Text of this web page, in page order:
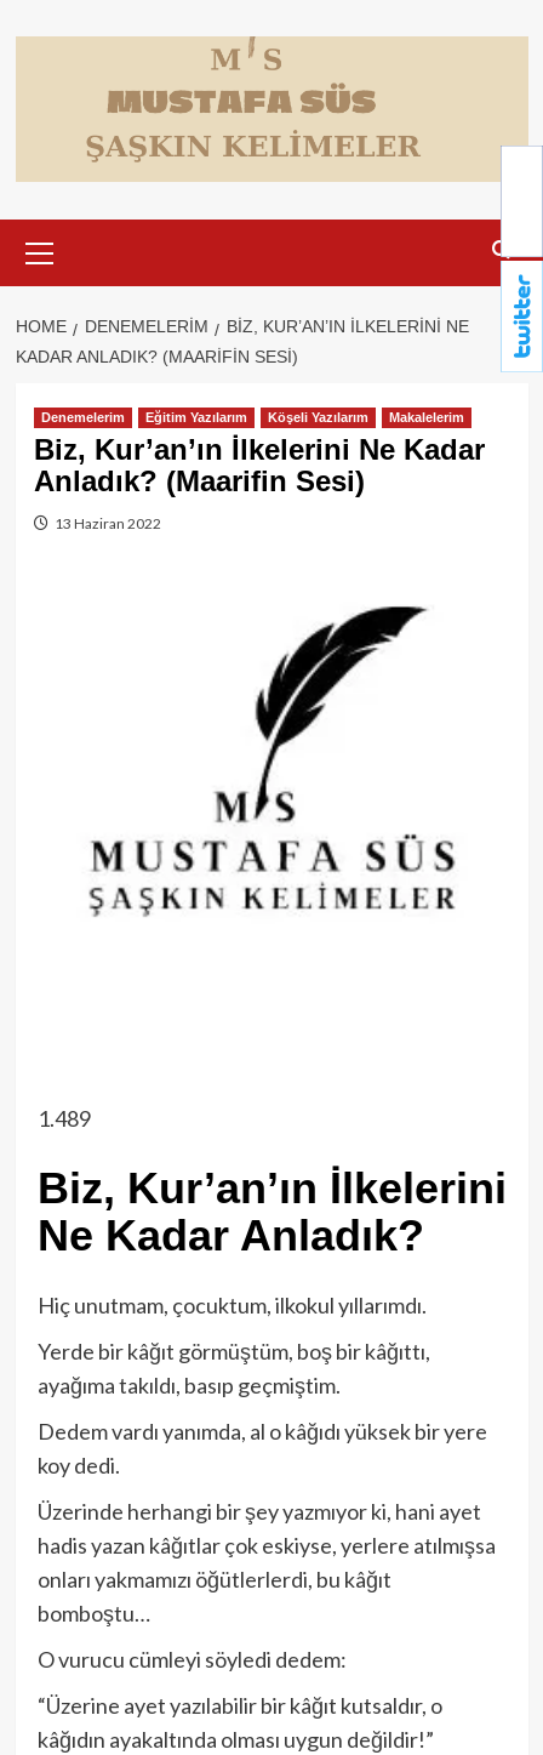
to
Menu
HOME DENEMELERIM
BIZ, KUR’AN’IN İLKELERINI NE
KADAR ANLADIK? (MAARIFIN SESI)
Denemelerim Eğitim Yazılarım Köşeli Yazılarım Makalelerim
Biz, Kur’an’ın İlkelerini Ne Kadar
Anladık? (Maarifin Sesi)
13 Haziran 2022
1.489
Biz, Kur’an’ın İlkelerini
Ne Kadar Anladık?
Hiç unutmam, çocuktum, ilkokul yıllarımdı.
Yerde bir kâğıt görmüştüm, boş bir kâğıttı,
ayağıma takıldı, basıp geçmiştim.
Dedem vardı yanımda, al o kâğıdı yüksek bir yere
koy dedi.
Üzerinde herhangi bir şey yazmıyor ki, hani ayet
hadis yazan kâğıtlar çok eskiyse, yerlere atılmışsa
onları yakmamızı öğütlerlerdi, bu kâğıt
bomboştu…
O vurucu cümleyi söyledi dedem:
“Üzerine ayet yazılabilir bir kâğıt kutsaldır, o
kâğıdın ayakaltında olması uygun değildir!”